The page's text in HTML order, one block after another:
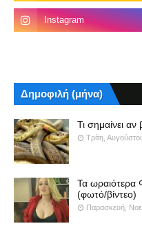
Δημοφιλή (μήνα)
Τι σημαίνει
Τρίτη,
Τα ωραιότερα
(φωτό/βίντεο)
Παρασκευή,